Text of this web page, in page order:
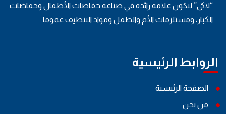
“لاكي” لتكون علامة رائدة في صناعة حفاضات الأطفال وحفاضات
الكبار، ومستلزمات الأم والطفل ومواد التنظيف عموما.
الروابط الرئيسية
الصفحة الرئيسية
من نحن